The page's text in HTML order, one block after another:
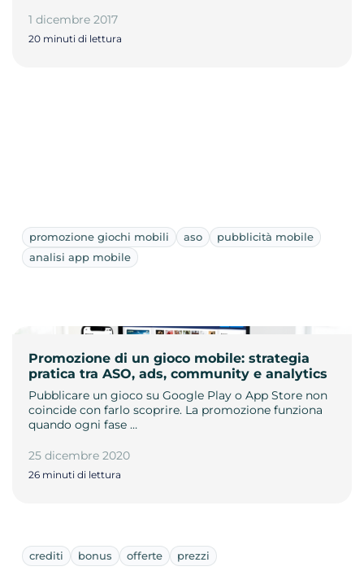
1 dicembre 2017
20 minuti di lettura
promozione giochi mobili aso
pubblicità mobile
analisi app mobile
Promozione di un gioco mobile: strategia
pratica tra ASO, ads, community e analytics
Pubblicare un gioco su Google Play o App Store non
coincide con farlo scoprire. La promozione funziona
quando ogni fase …
25 dicembre 2020
26 minuti di lettura
crediti bonus offerte prezzi